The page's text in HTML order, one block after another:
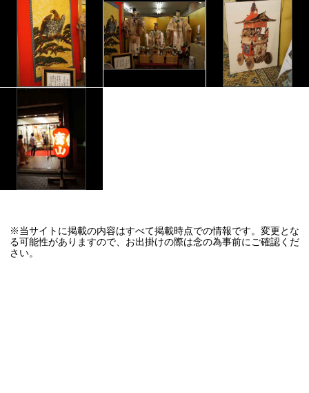
※当サイトに掲載の内容はすべて掲載時点での情報です。変更とな
る可能性がありますので、お出掛けの際は念の為事前にご確認くだ
さい。